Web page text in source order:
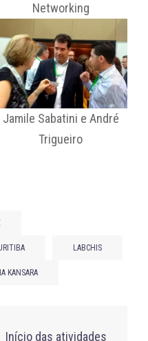
Networking
Jamile Sabatini e André
Trigueiro
LABCHIS
KANSARA
Início das atividades